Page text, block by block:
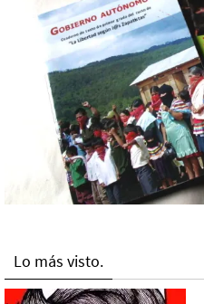
Lo más visto.